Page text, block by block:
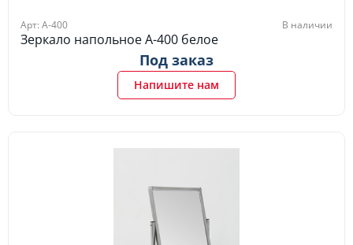
Арт: A-400 В наличии
Зеркало напольное A-400 белое
Под заказ
Напишите нам